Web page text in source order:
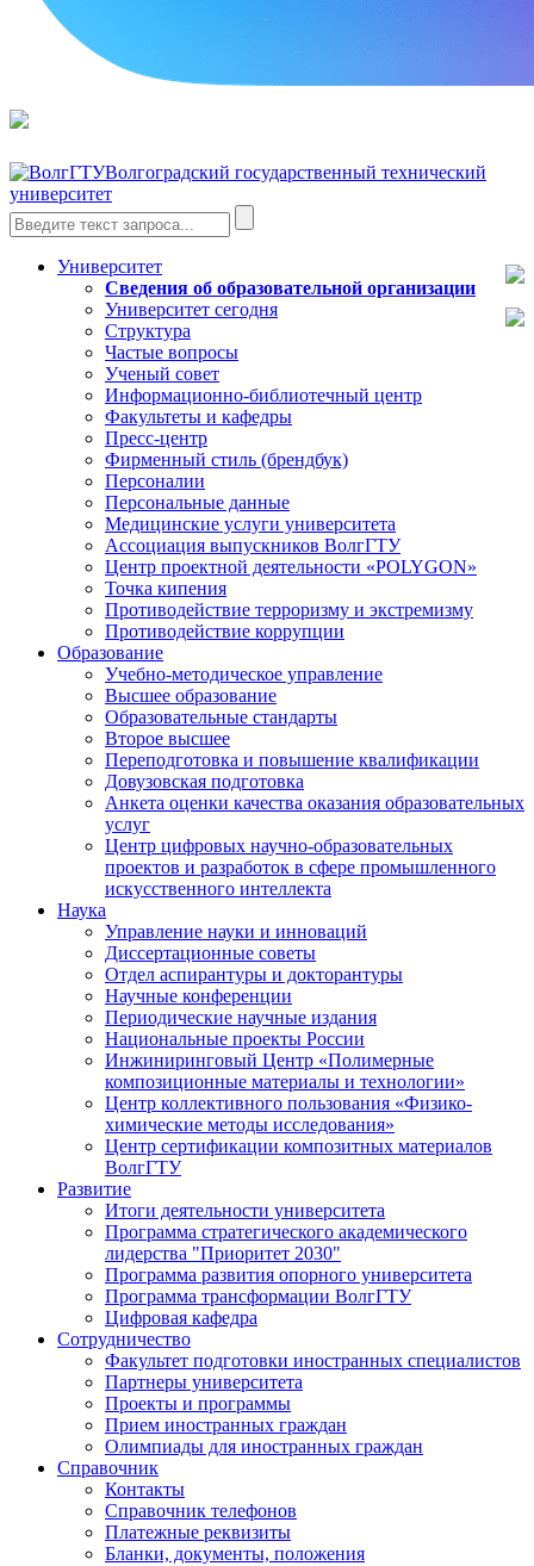
Волгоградский государственный технический
университет
Университет
Сведения об образовательной организации
Университет сегодня
Структура
Частые вопросы
Ученый совет
Информационно-библиотечный центр
Факультеты и кафедры
Пресс-центр
Фирменный стиль (брендбук)
Персоналии
Персональные данные
Медицинские услуги университета
Ассоциация выпускников ВолгГТУ
Центр проектной деятельности «POLYGON»
Точка кипения
Противодействие терроризму и экстремизму
Противодействие коррупции
Образование
Учебно-методическое управление
Высшее образование
Образовательные стандарты
Второе высшее
Переподготовка и повышение квалификации
Довузовская подготовка
Анкета оценки качества оказания образовательных
услуг
Центр цифровых научно-образовательных
проектов и разработок в сфере промышленного
искусственного интеллекта
Наука
Управление науки и инноваций
Диссертационные советы
Отдел аспирантуры и докторантуры
Научные конференции
Периодические научные издания
Национальные проекты России
Инжиниринговый Центр «Полимерные
композиционные материалы и технологии»
Центр коллективного пользования «Физико-
химические методы исследования»
Центр сертификации композитных материалов
ВолгГТУ
Развитие
Итоги деятельности университета
Программа стратегического академического
лидерства "Приоритет 2030"
Программа развития опорного университета
Программа трансформации ВолгГТУ
Цифровая кафедра
Сотрудничество
Факультет подготовки иностранных специалистов
Партнеры университета
Проекты и программы
Прием иностранных граждан
Олимпиады для иностранных граждан
Справочник
Контакты
Справочник телефонов
Платежные реквизиты
Бланки, документы, положения